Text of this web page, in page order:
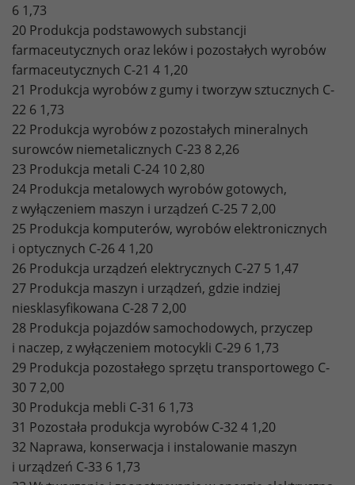
6 1,73
20 Produkcja podstawowych substancji
farmaceutycznych oraz leków i pozostałych wyrobów
farmaceutycznych C-21 4 1,20
21 Produkcja wyrobów z gumy i tworzyw sztucznych C-
22 6 1,73
22 Produkcja wyrobów z pozostałych mineralnych
surowców niemetalicznych C-23 8 2,26
23 Produkcja metali C-24 10 2,80
24 Produkcja metalowych wyrobów gotowych,
z wyłączeniem maszyn i urządzeń C-25 7 2,00
25 Produkcja komputerów, wyrobów elektronicznych
i optycznych C-26 4 1,20
26 Produkcja urządzeń elektrycznych C-27 5 1,47
27 Produkcja maszyn i urządzeń, gdzie indziej
niesklasyfikowana C-28 7 2,00
28 Produkcja pojazdów samochodowych, przyczep
i naczep, z wyłączeniem motocykli C-29 6 1,73
29 Produkcja pozostałego sprzętu transportowego C-
30 7 2,00
30 Produkcja mebli C-31 6 1,73
31 Pozostała produkcja wyrobów C-32 4 1,20
32 Naprawa, konserwacja i instalowanie maszyn
i urządzeń C-33 6 1,73